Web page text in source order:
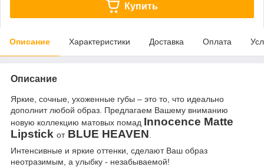
Купить
Описание Характеристики Доставка Оплата
Описание
Яркие, сочные, ухоженные губы – это то, что идеально
дополнит любой образ. Предлагаем Вашему вниманию
новую коллекцию матовых помад Innocence Matte
Lipstick от BLUE HEAVEN
Интенсивные и яркие оттенки, сделают Ваш образ
неотразимым, а улыбку - незабываемой!